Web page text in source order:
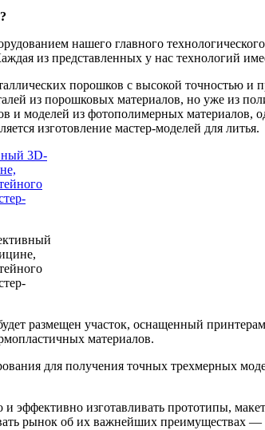
нашего главного
из представленных у нас технологий
порошков с высокой точностью и
из порошковых материалов, но уже из
и моделей из фотополимерных материалов,
изготовление мастер-моделей для литья.
размещен участок, оснащенный
материалов.
для получения точных трехмерных
эффективно изготавливать прототипы,
рынок об их важнейших преимуществах